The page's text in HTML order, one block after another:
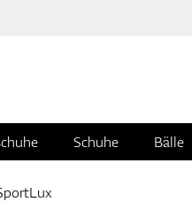
Schuhe Bälle